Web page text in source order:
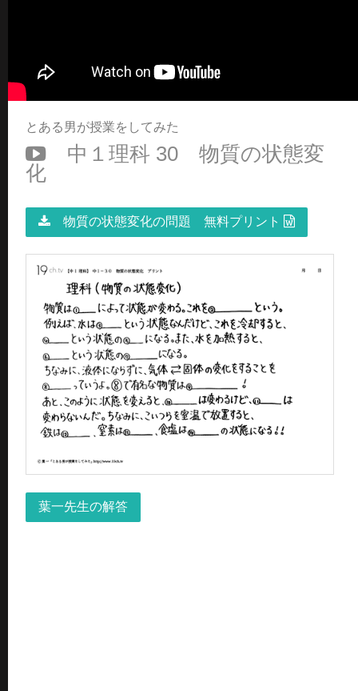
とある男が授業をしてみた
中１理科 30 物質の状態変
化
物質の状態変化の問題 無料プリント
葉一先生の解答